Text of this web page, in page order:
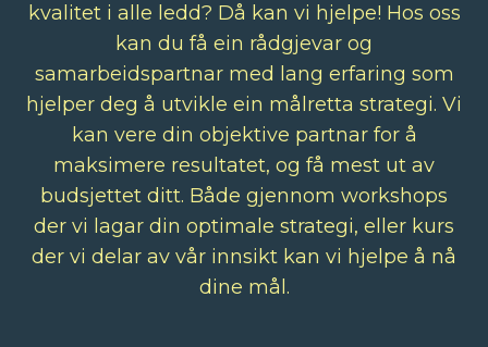
kvalitet i alle ledd? Då kan vi hjelpe! Hos oss
kan du få ein rådgjevar og
samarbeidspartnar med lang erfaring som
hjelper deg å utvikle ein målretta strategi. Vi
kan vere din objektive partnar for å
maksimere resultatet, og få mest ut av
budsjettet ditt. Både gjennom workshops
der vi lagar din optimale strategi, eller kurs
der vi delar av vår innsikt kan vi hjelpe å nå
dine mål.